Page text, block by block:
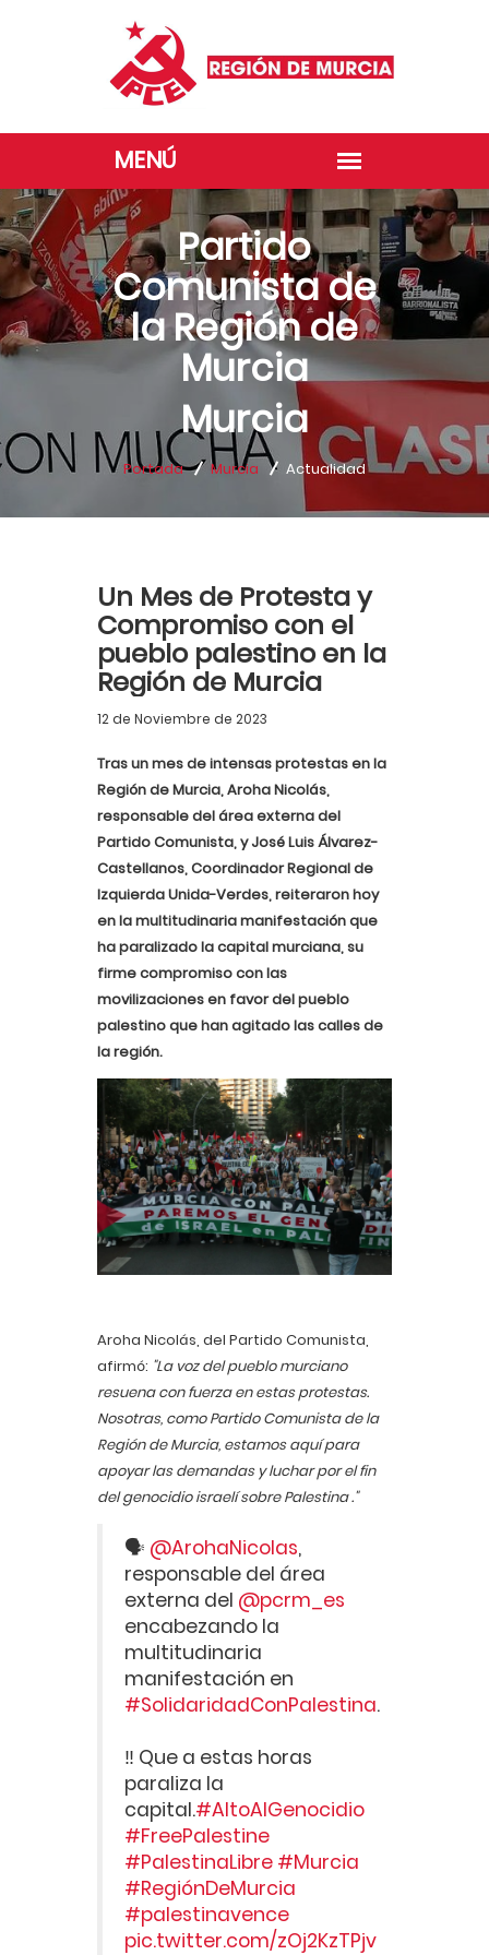
Partido
Comunista de
la Región de
Murcia
Murcia
Portada Murcia Actualidad
Un Mes de Protesta y
Compromiso con el
pueblo palestino en la
Región de Murcia
12 de Noviembre de 2023
Tras un mes de intensas protestas en la
Región de Murcia, Aroha Nicolás,
responsable del área externa del
Partido Comunista, y José Luis Álvarez-
Castellanos, Coordinador Regional de
Izquierda Unida-Verdes, reiteraron hoy
en la multitudinaria manifestación que
ha paralizado la capital murciana, su
firme compromiso con las
movilizaciones en favor del pueblo
palestino que han agitado las calles de
la región.
Aroha Nicolás, del Partido Comunista,
afirmó: "La voz del pueblo murciano
resuena con fuerza en estas protestas.
Nosotras, como Partido Comunista de la
Región de Murcia, estamos aquí para
apoyar las demandas y luchar por el fin
del genocidio israelí sobre Palestina ."
🗣 @ArohaNicolas,
responsable del área
externa del @pcrm_es
encabezando la
multitudinaria
manifestación en
#SolidaridadConPalestina.
‼️ Que a estas horas
paraliza la
capital.#AltoAlGenocidio
#FreePalestine
#PalestinaLibre #Murcia
#RegiónDeMurcia
#palestinavence
pic.twitter.com/zOj2KzTPjv